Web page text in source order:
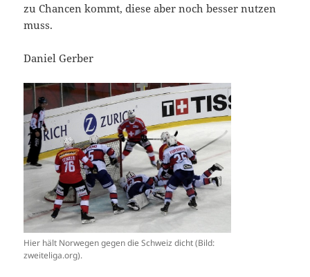
zu Chancen kommt, diese aber noch besser nutzen
muss.
Daniel Gerber
Hier hält Norwegen gegen die Schweiz dicht (Bild:
zweiteliga.org).